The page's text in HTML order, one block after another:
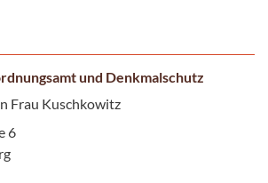
und Denkmalschutz
Frau Kuschkowitz
6